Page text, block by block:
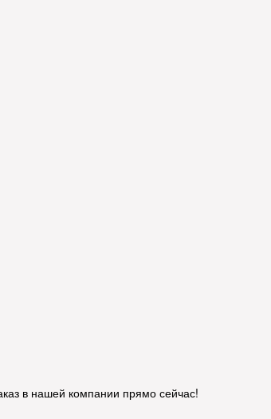
в нашей компании прямо сейчас!